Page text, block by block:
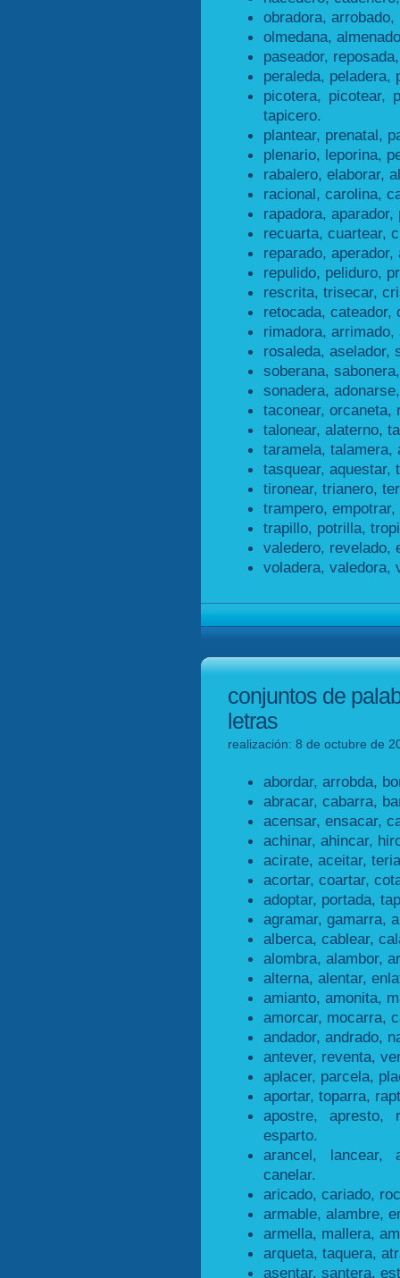
obradora,
olmedana,
paseador,
peraleda, peladera,
picotera, picotear,
tapicero.
plantear, prenatal,
plenario, leporina,
rabalero, elaborar,
racional, carolina,
rapadora,
recuarta, cuartear,
reparado,
repulido, peliduro,
rescrita, trisecar,
retocada, cateador,
rimadora,
rosaleda, aselador,
soberana,
sonadera,
taconear, orcaneta,
talonear, alaterno,
taramela, talamera,
tasquear, aquestar,
tironear, trianero,
trampero,
trapillo, potrilla,
valedero, revelado,
voladera, valedora,
conjuntos de
letras
realización: 8 de octubre de
abordar, arrobda,
abracar, cabarra,
acensar, ensacar,
achinar, ahincar,
acirate, aceitar,
acortar, coartar,
adoptar, portada,
agramar, gamarra,
alberca, cablear,
alombra, alambor,
alterna, alentar,
amianto, amonita,
amorcar, mocarra,
andador, andrado,
antever, reventa,
aplacer, parcela,
aportar, toparra,
apostre, apresto,
esparto.
arancel, lancear,
canelar.
aricado, cariado,
armable, alambre,
armella, mallera,
arqueta, taquera,
asentar, santera,